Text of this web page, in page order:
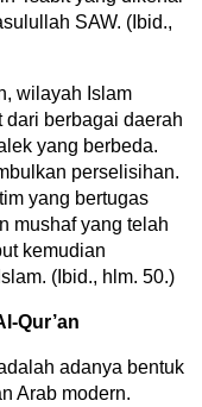
SAW. (Ibid.,
wilayah Islam
dari berbagai daerah
yang berbeda.
perselisihan.
yang bertugas
mushaf yang telah
kemudian
(Ibid., hlm. 50.)
Qur’an
adanya bentuk
Arab modern.